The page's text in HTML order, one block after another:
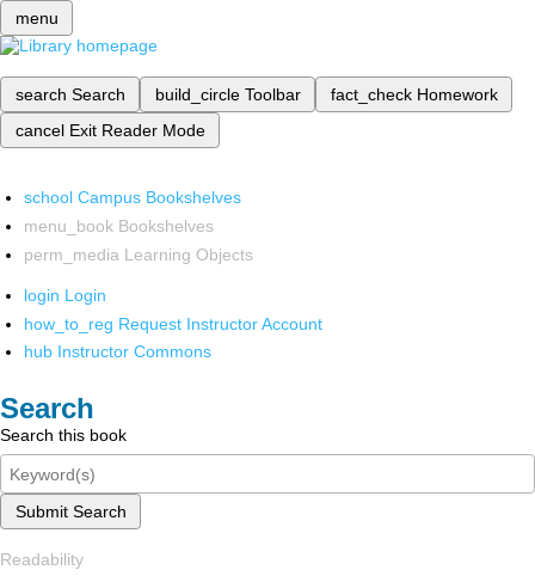
menu
search Search build_circle Toolbar fact_check Homework
cancel Exit Reader Mode
school Campus Bookshelves
menu_book Bookshelves
perm_media Learning Objects
login Login
how_to_reg Request Instructor Account
hub Instructor Commons
Search
Search this book
Submit Search
Readability